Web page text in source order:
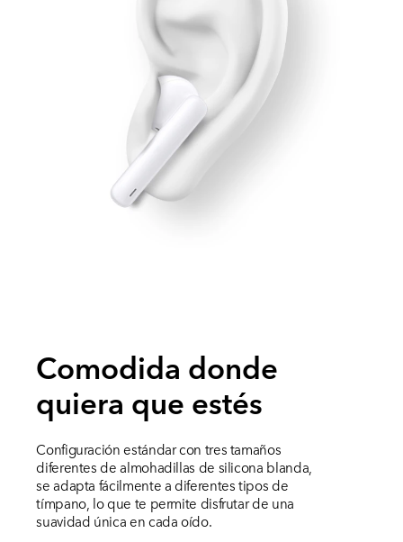
Comodida donde
quiera que estés
Configuración estándar con tres tamaños
diferentes de almohadillas de silicona blanda,
se adapta fácilmente a diferentes tipos de
tímpano, lo que te permite disfrutar de una
suavidad única en cada oído.